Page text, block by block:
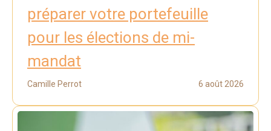
préparer votre portefeuille
pour les élections de mi-
mandat
Camille Perrot 6 août 2026